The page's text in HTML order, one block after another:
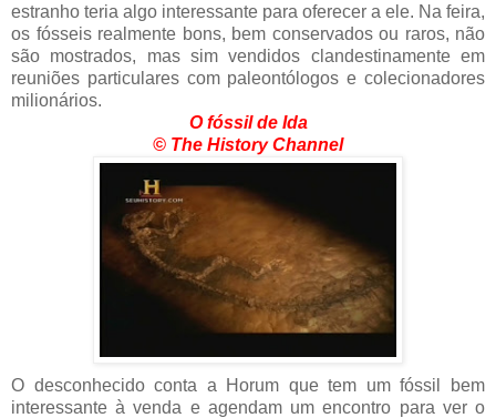
estranho teria algo interessante para oferecer a ele. Na feira,
os fósseis realmente bons, bem conservados ou raros, não
são mostrados, mas sim vendidos clandestinamente em
reuniões particulares com paleontólogos e colecionadores
milionários.
O fóssil de Ida
© The History Channel
O desconhecido conta a Horum que tem um fóssil bem
interessante à venda e agendam um encontro para ver o